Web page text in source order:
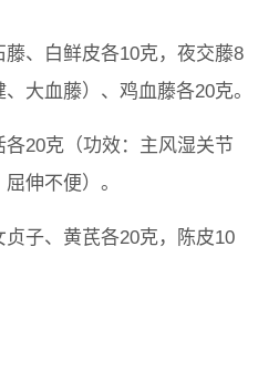
、白鲜皮各10克，夜交藤8
大血藤）、鸡血藤各20克。
20克（功效：主风湿关节
伸不便）。
子、黄芪各20克，陈皮10